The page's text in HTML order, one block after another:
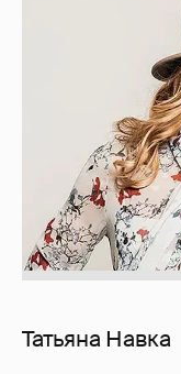
Татьяна Навка